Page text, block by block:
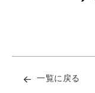
一覧に戻る